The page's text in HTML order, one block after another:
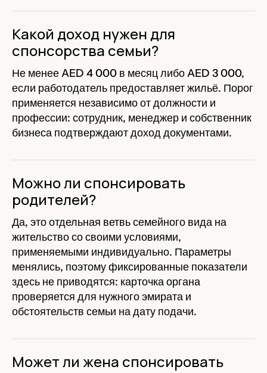
Какой доход нужен для
спонсорства семьи?
Не менее AED 4 000 в месяц либо AED 3 000,
если работодатель предоставляет жильё. Порог
применяется независимо от должности и
профессии: сотрудник, менеджер и собственник
бизнеса подтверждают доход документами.
Можно ли спонсировать
родителей?
Да, это отдельная ветвь семейного вида на
жительство со своими условиями,
применяемыми индивидуально. Параметры
менялись, поэтому фиксированные показатели
здесь не приводятся: карточка органа
проверяется для нужного эмирата и
обстоятельств семьи на дату подачи.
Может ли жена спонсировать